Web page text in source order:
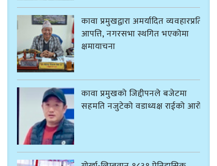
कावा प्रमुखद्वारा अमर्यादित व्यवहारप्रति
आपत्ति, नगरसभा स्थगित भएकोमा
क्षमायाचना
कावा प्रमुखको जिद्दीपनले बजेटमा
सहमति नजुटेको वडाध्यक्ष राईको आरोप